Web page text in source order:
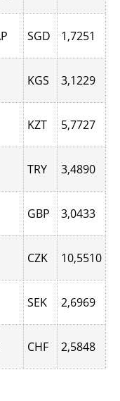
SGD 1,7251
KGS 3,1229
KZT 5,7727
TRY 3,4890
GBP 3,0433
CZK 10,5510
SEK 2,6969
CHF 2,5848